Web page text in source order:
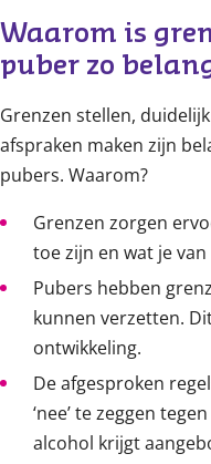
Waarom is
puber zo
Grenzen stellen,
afspraken maken zijn
pubers. Waarom?
Grenzen zorgen
toe zijn en wat je
Pubers hebben
kunnen verzetten.
ontwikkeling.
De afgesproken
‘nee’ te zeggen
alcohol krijgt